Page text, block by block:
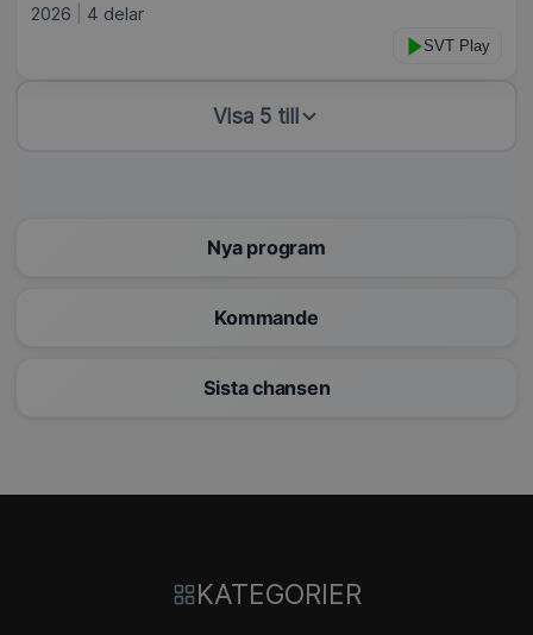
2026 4 delar
SVT Play
Visa 5 till
Nya program
Kommande
Sista chansen
KATEGORIER